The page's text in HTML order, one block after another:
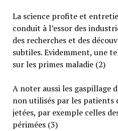
La science profite et
conduit à l’essor des
des recherches et des
subtiles. Evidemment, une
sur les primes maladie (2)
A noter aussi les gaspillage
non utilisés par les patients
jetées, par exemple celles
périmées (3)